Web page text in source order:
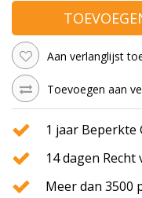
Aan verlanglijst
Toevoegen aan
1 jaar Beperkte
14 dagen
Meer dan 3500